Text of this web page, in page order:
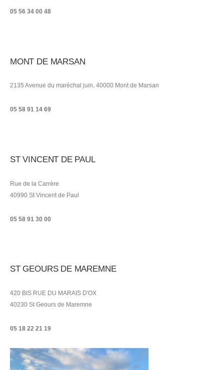
05 56 34 00 48
MONT DE MARSAN
2135 Avenue du maréchal juin, 40000 Mont de Marsan
05 58 91 14 69
ST VINCENT DE PAUL
Rue de la Carrère
40990 St Vincent de Paul
05 58 91 30 00
ST GEOURS DE MAREMNE
420 BIS RUE DU MARAIS D'OX
40230 St Geours de Maremne
05 18 22 21 19